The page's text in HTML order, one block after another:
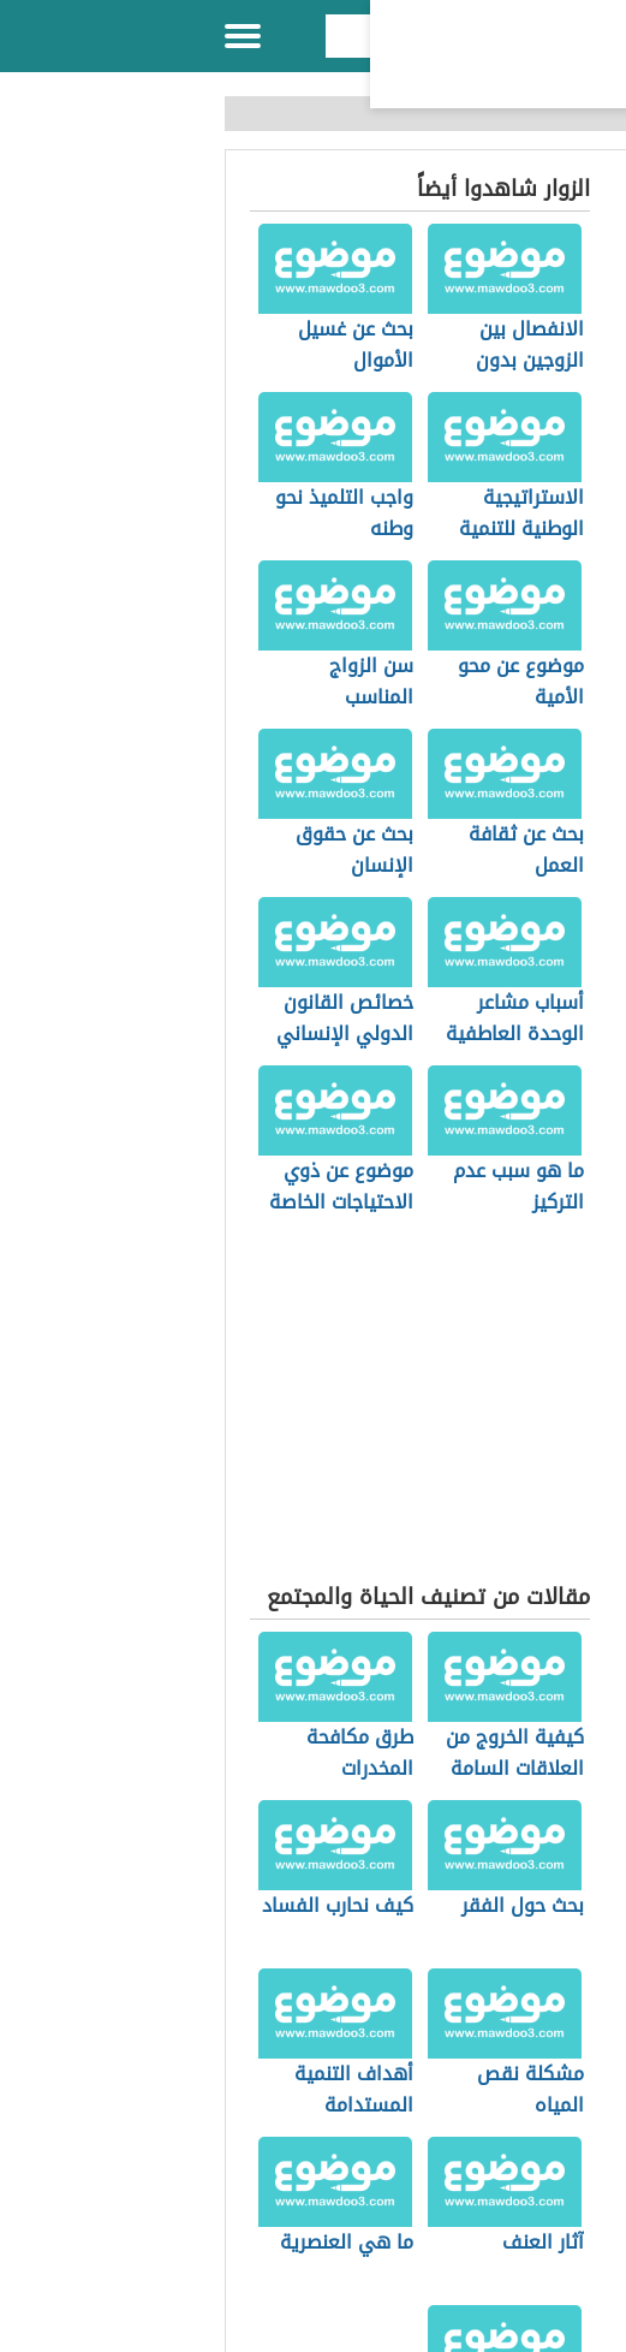
الزوار شاهدوا أيضاً
الانفصال بين
الزوجين بدون
طلاق
بحث عن غسيل
الأموال
الاستراتيجية
الوطنية للتنمية
المستدامة
واجب التلميذ نحو
وطنه
موضوع عن محو
الأمية
سن الزواج
المناسب
بحث عن ثقافة
العمل
بحث عن حقوق
الإنسان
أسباب مشاعر
الوحدة العاطفية
خصائص القانون
الدولي الإنساني
ما هو سبب عدم
التركيز
موضوع عن ذوي
الاحتياجات الخاصة
مقالات من تصنيف الحياة والمجتمع
كيفية الخروج من
العلاقات السامة
طرق مكافحة
المخدرات
بحث حول الفقر كيف نحارب الفساد
مشكلة نقص
المياه
أهداف التنمية
المستدامة
آثار العنف ما هي العنصرية